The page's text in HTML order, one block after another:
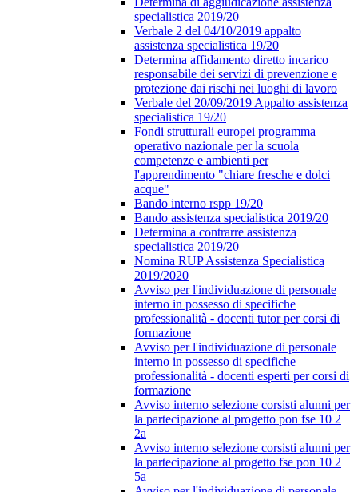
specialistica 2019/20
Verbale 2 del 04/10/2019 appalto
assistenza specialistica 19/20
Determina affidamento diretto incarico
responsabile dei servizi di prevenzione e
protezione dai rischi nei luoghi di lavoro
Verbale del 20/09/2019 Appalto assistenza
specialistica 19/20
Fondi strutturali europei programma
operativo nazionale per la scuola
competenze e ambienti per
l'apprendimento "chiare fresche e dolci
acque"
Bando interno rspp 19/20
Bando assistenza specialistica 2019/20
Determina a contrarre assistenza
specialistica 2019/20
Nomina RUP Assistenza Specialistica
2019/2020
Avviso per l'individuazione di personale
interno in possesso di specifiche
professionalità - docenti tutor per corsi di
formazione
Avviso per l'individuazione di personale
interno in possesso di specifiche
professionalità - docenti esperti per corsi di
formazione
Avviso interno selezione corsisti alunni per
la partecipazione al progetto pon fse 10 2
2a
Avviso interno selezione corsisti alunni per
la partecipazione al progetto fse pon 10 2
5a